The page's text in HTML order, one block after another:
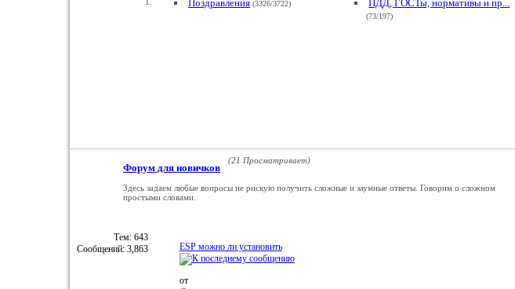
Поздравления (3326/3722) ПДД, ГОСТы, нормативы и пр...
(73/197)
Форум для новичков
(21 Просматривает)
Здесь задаем любые вопросы не рискую получить сложные и заумные ответы. Говорим о сложном
простыми словами.
Тем: 643
Сообщений: 3,863
ESP можно ли установить
от